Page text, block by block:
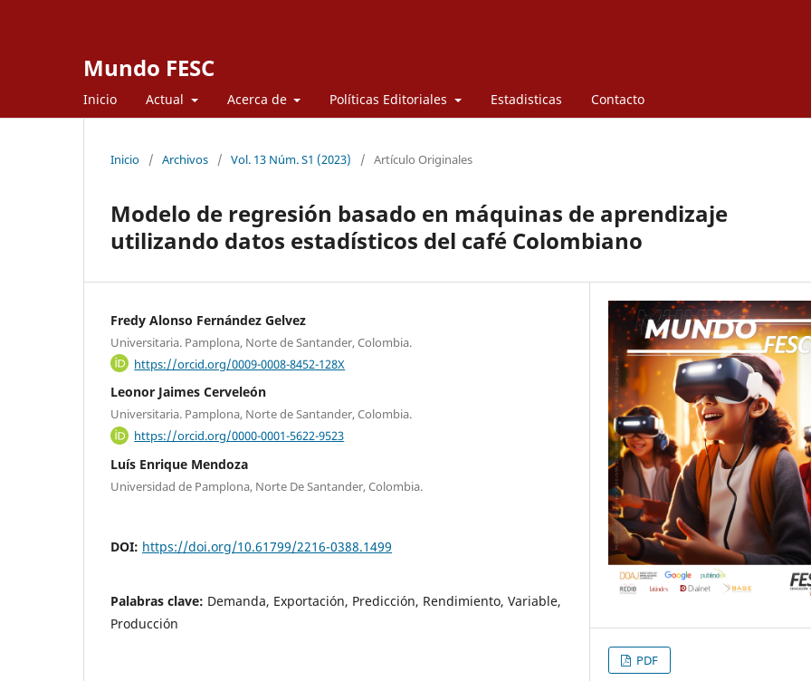
Mundo FESC
Inicio Actual Acerca de Políticas Editoriales Estadisticas Contacto
Inicio / Archivos / Vol. 13 Núm. S1 (2023) / Artículo Originales
Modelo de regresión basado en máquinas de aprendizaje
utilizando datos estadísticos del café Colombiano
Fredy Alonso Fernández Gelvez
Universitaria. Pamplona, Norte de Santander, Colombia.
https://orcid.org/0009-0008-8452-128X
Leonor Jaimes Cerveleón
Universitaria. Pamplona, Norte de Santander, Colombia.
https://orcid.org/0000-0001-5622-9523
Luís Enrique Mendoza
Universidad de Pamplona, Norte De Santander, Colombia.
DOI: https://doi.org/10.61799/2216-0388.1499
Palabras clave: Demanda, Exportación, Predicción, Rendimiento, Variable,
Producción
PDF